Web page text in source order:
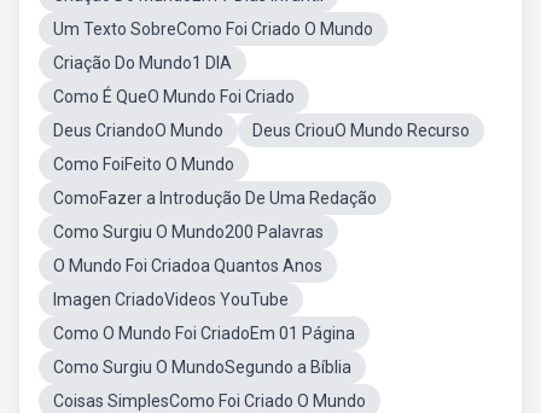
Um Texto SobreComo Foi Criado O Mundo
Criação Do Mundo1 DIA
Como É QueO Mundo Foi Criado
Deus CriandoO Mundo
Deus CriouO Mundo Recurso
Como FoiFeito O Mundo
ComoFazer a Introdução De Uma Redação
Como Surgiu O Mundo200 Palavras
O Mundo Foi Criadoa Quantos Anos
Imagen CriadoVideos YouTube
Como O Mundo Foi CriadoEm 01 Página
Como Surgiu O MundoSegundo a Bíblia
Coisas SimplesComo Foi Criado O Mundo